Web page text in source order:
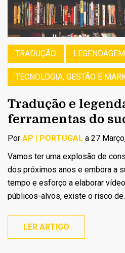
TRADUÇÃO LEGENDAGEM
TECNOLOGIA, GESTÃO E
Tradução e
ferramentas do
Por AP | PORTUGAL a 27
Vamos ter uma explosão de
dos próximos anos e embora a
tempo e esforço a elaborar
públicos-alvos, existe o risco
LER ARTIGO